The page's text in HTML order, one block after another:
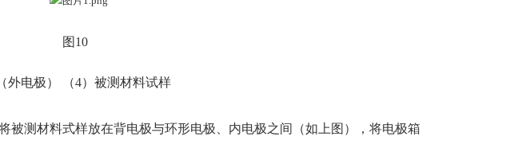
图 10
外电极） （4）被测材料试样
被测材料式样放在背电极与环形电极、内电极之间（如上图），将电极箱